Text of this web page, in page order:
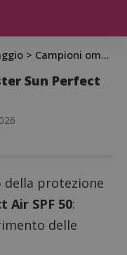
> Campioni omaggio Lancaster Sun Perfect Air SPF 50
Sun Perfect
della protezione
Air SPF 50:
delle